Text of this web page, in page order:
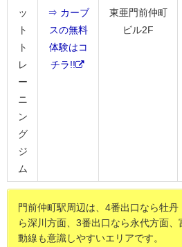
ッ
ト
ト
レ
ー
ニ
ン
グ
ジ
ム
⇒ カーブ
スの無料
体験はコ
チラ!!
東亜門前仲町
ビル2F
門前仲町駅周辺は、4番出口なら牡
ら深川方面、3番出口なら永代方面
動線も意識しやすいエリアです。